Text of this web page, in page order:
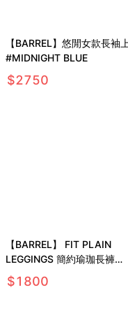
【BARREL】悠閒女款長袖
#MIDNIGHT BLUE
$2750
【BARREL】 FIT PLAIN
LEGGINGS 簡約瑜珈長褲
#MOOD NAVY
$1800